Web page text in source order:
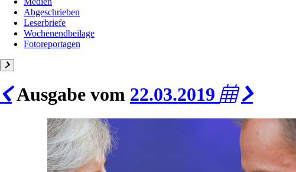
Abgeschrieben
Leserbriefe
Wochenendbeilage
Fotoreportagen
Ausgabe vom 22.03.2019